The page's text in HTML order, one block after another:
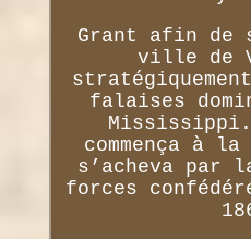
Grant afin de
ville de
falaises
Mississippi.
commença à
s’acheva par
forces